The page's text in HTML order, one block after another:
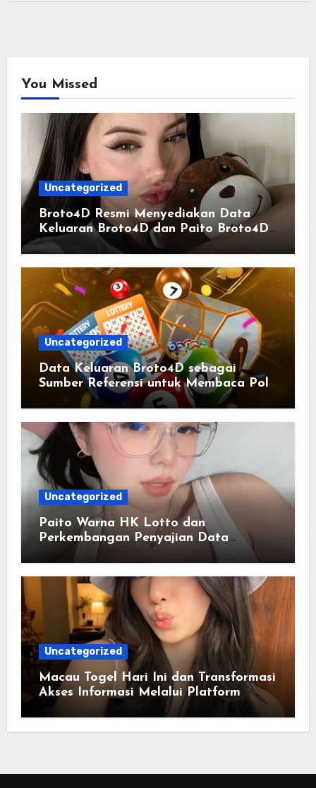
You Missed
Uncategorized
Broto4D Resmi Menyediakan Data
Keluaran Broto4D dan Paito Broto4D
yang Selalu Diperbarui
Uncategorized
Data Keluaran Broto4D sebagai
Sumber Referensi untuk Membaca Pola
Statistik
Uncategorized
Paito Warna HK Lotto dan
Perkembangan Penyajian Data
Berbasis Warna
Uncategorized
Macau Togel Hari Ini dan Transformasi
Akses Informasi Melalui Platform
Digital Modern